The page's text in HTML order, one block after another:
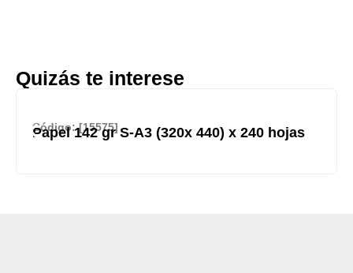
Quizás te interese
Código: [15575]
Papel 142 gr S-A3 (320x 440) x 240 hojas